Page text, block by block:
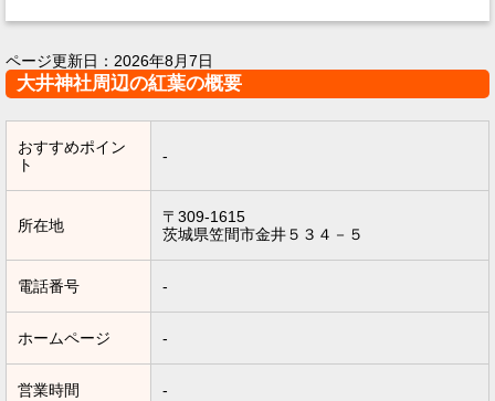
ページ更新日： 2026年8月7日
大井神社周辺の紅葉の概要
おすすめポイン
ト
-
所在地
〒309-1615
茨城県笠間市金井５３４－５
電話番号 -
ホームページ -
営業時間 -